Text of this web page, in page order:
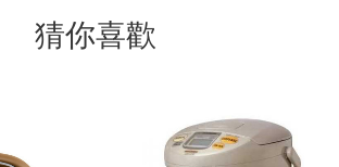
猜你喜歡